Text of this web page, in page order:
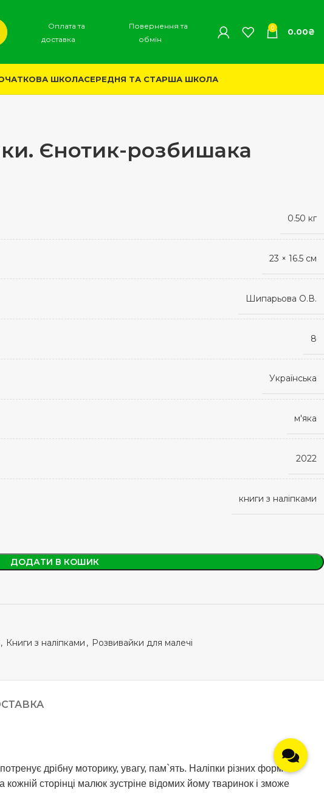
Оплата та
доставка
Повернення та
обмін
0 0.00₴
ШКОЛАСЕРЕДНЯ ТА СТАРША ШКОЛА
Єнотик-розбишака
0.50 кг
23 × 16.5 см
Шипарьова О.В.
8
Українська
м'яка
2022
книги з наліпками
ДОДАТИ В КОШИК
, Книги з наліпками , Розвивайки для малечі
дрібну моторику, увагу, пам`ять. Наліпки різних форм
сторінці малюк зустріне відомих йому тваринок і зможе